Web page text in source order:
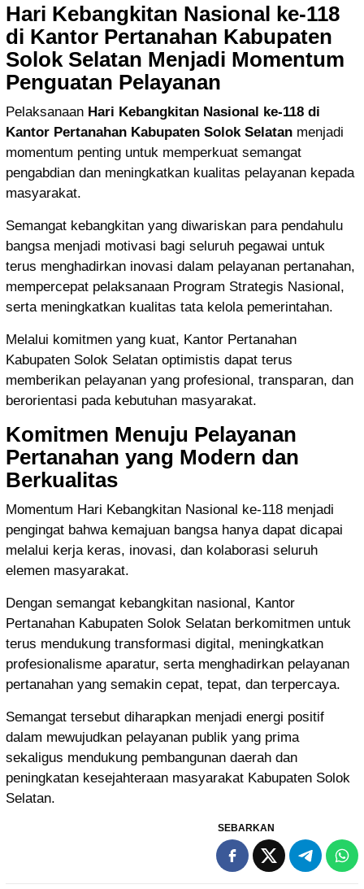
Hari Kebangkitan Nasional ke-118
di Kantor Pertanahan Kabupaten
Solok Selatan Menjadi Momentum
Penguatan Pelayanan
Pelaksanaan Hari Kebangkitan Nasional ke-118 di
Kantor Pertanahan Kabupaten Solok Selatan menjadi
momentum penting untuk memperkuat semangat
pengabdian dan meningkatkan kualitas pelayanan kepada
masyarakat.
Semangat kebangkitan yang diwariskan para pendahulu
bangsa menjadi motivasi bagi seluruh pegawai untuk
terus menghadirkan inovasi dalam pelayanan pertanahan,
mempercepat pelaksanaan Program Strategis Nasional,
serta meningkatkan kualitas tata kelola pemerintahan.
Melalui komitmen yang kuat, Kantor Pertanahan
Kabupaten Solok Selatan optimistis dapat terus
memberikan pelayanan yang profesional, transparan, dan
berorientasi pada kebutuhan masyarakat.
Komitmen Menuju Pelayanan
Pertanahan yang Modern dan
Berkualitas
Momentum Hari Kebangkitan Nasional ke-118 menjadi
pengingat bahwa kemajuan bangsa hanya dapat dicapai
melalui kerja keras, inovasi, dan kolaborasi seluruh
elemen masyarakat.
Dengan semangat kebangkitan nasional, Kantor
Pertanahan Kabupaten Solok Selatan berkomitmen untuk
terus mendukung transformasi digital, meningkatkan
profesionalisme aparatur, serta menghadirkan pelayanan
pertanahan yang semakin cepat, tepat, dan terpercaya.
Semangat tersebut diharapkan menjadi energi positif
dalam mewujudkan pelayanan publik yang prima
sekaligus mendukung pembangunan daerah dan
peningkatan kesejahteraan masyarakat Kabupaten Solok
Selatan.
SEBARKAN